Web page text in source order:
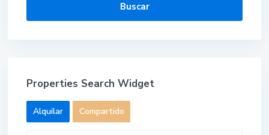
Buscar
Properties Search Widget
Alquilar Compartido